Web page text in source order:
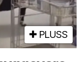
PLUSS